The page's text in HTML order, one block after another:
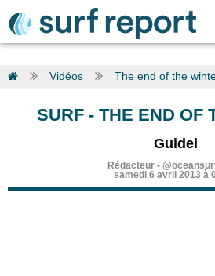
Vidéos The end of the
SURF- THE END OF
Guidel
Rédacteur-
samedi 6 avril 2013 à